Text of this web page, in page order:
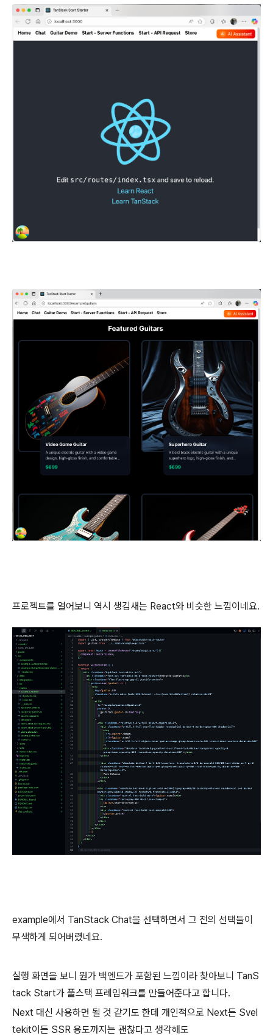
프로젝트를 열어보니 역시 생김새는 React와 비슷한 느낌이네요.
example에서 TanStack Chat을 선택하면서 그 전의 선택들이
무색하게 되어버렸네요.
실행 화면을 보니 뭔가 백엔드가 포함된 느낌이라 찾아보니 TanS
tack Start가 풀스택 프레임워크를 만들어준다고 합니다.
Next 대신 사용하면 될 것 같기도 한데 개인적으로 Next든 Svel
tekit이든 SSR 용도까지는 괜찮다고 생각해도